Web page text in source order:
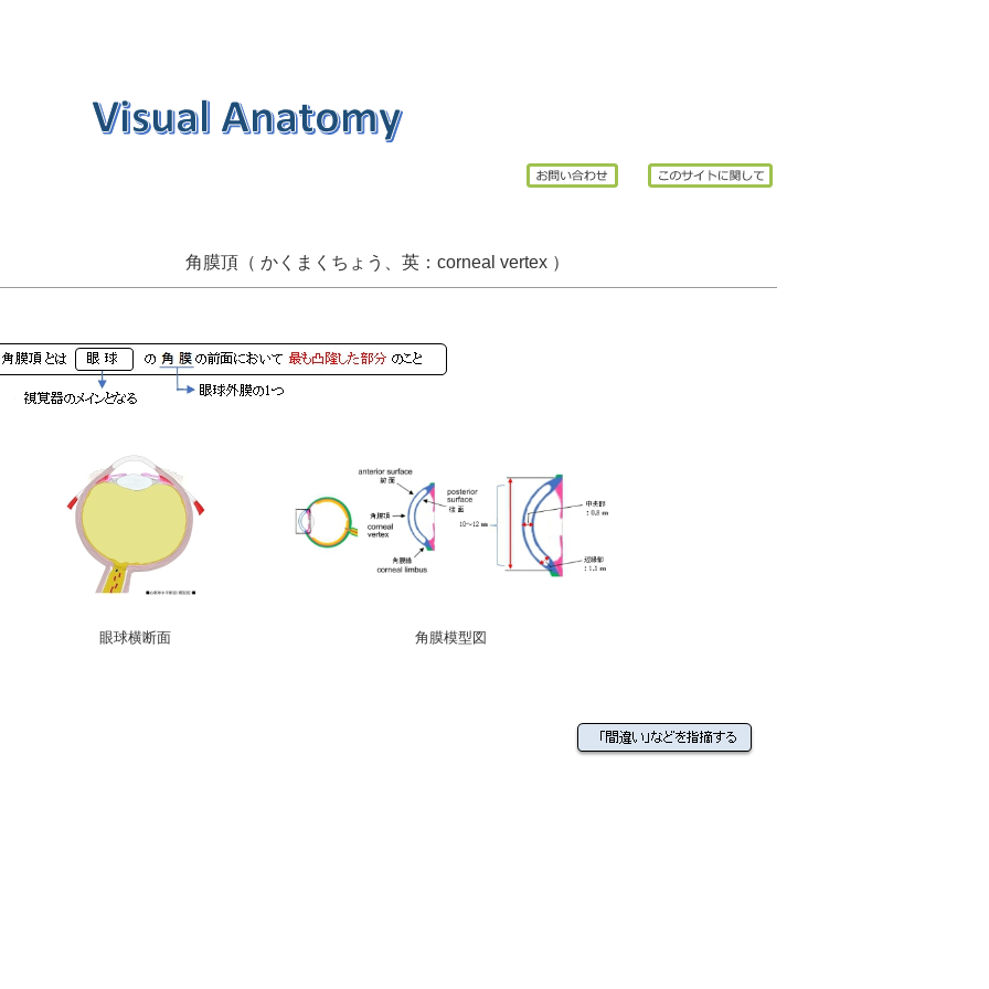
角膜頂（ かくまくちょう、英：corneal vertex ）
眼球横断面 角膜模型図